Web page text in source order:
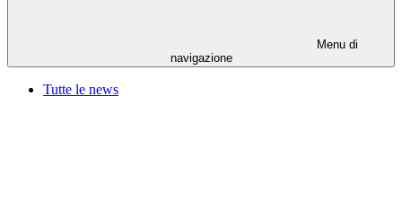
Menu di
navigazione
Tutte le news